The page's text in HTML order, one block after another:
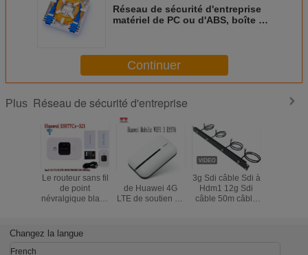
Réseau de sécurité d'entreprise
matériel de PC ou d'ABS, boîte de
Continuer
Plus Réseau de sécurité d'entreprise
Le routeur sans fil
de point
névralgique blanc
E5577-321 3G 4G
LTE Cat4
Routeur sans fil
de Huawei 4G
LTE de soutien de
3g Sdi câble Sdi à
Hdm1 12g Sdi
câble 50m câble
Changez la langue
French